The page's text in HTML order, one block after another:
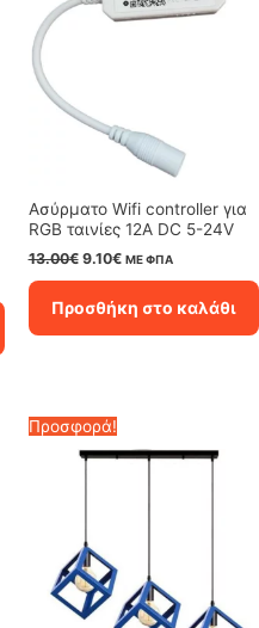
Ασύρματο Wifi controller για
RGB ταινίες 12A DC 5-24V
13.00€ Original
price
13.00€.
9.10€Η
τρέχουσα
είναι:
9.10€.
ΜΕ ΦΠΑ
Προσθήκη στο καλάθι
Προσφορά!